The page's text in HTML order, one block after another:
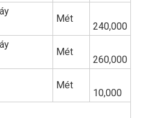
Mét
240,000
Mét
260,000
Mét
10,000